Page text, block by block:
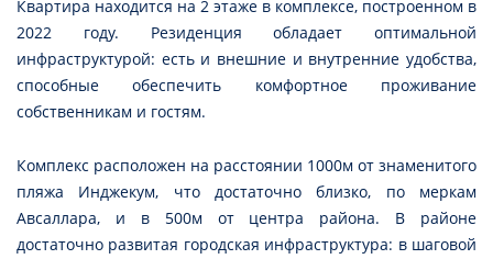
Квартира находится на 2 этаже в комплексе, построенном в
2022 году. Резиденция обладает оптимальной
инфраструктурой: есть и внешние и внутренние удобства,
способные обеспечить комфортное проживание
собственникам и гостям.
Комплекс расположен на расстоянии 1000м от знаменитого
пляжа Инджекум, что достаточно близко, по меркам
Авсаллара, и в 500м от центра района. В районе
достаточно развитая городская инфраструктура: в шаговой